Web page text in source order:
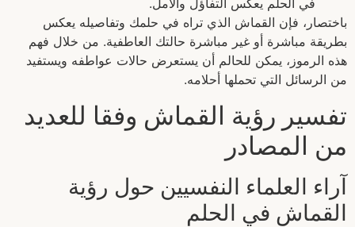
في الحلم يعكس التفاؤل والأمل.
باختصار، فإن القماش الذي تراه في حلمك وتفاصيله يعكس
بطريقة مباشرة أو غير مباشرة حالتك العاطفية. من خلال فهم
هذه الرموز، يمكن للحالم أن يستعرض حالات عواطفه ويستفيد
من الرسائل التي تحملها أحلامه.
تفسير رؤية القماش وفقا للعديد
من المصادر
آراء العلماء النفسيين حول رؤية
القماش في الحلم